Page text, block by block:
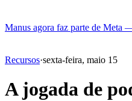
Manus agora faz parte de Meta
Recursos·sexta-feira, maio 15
A jogada de